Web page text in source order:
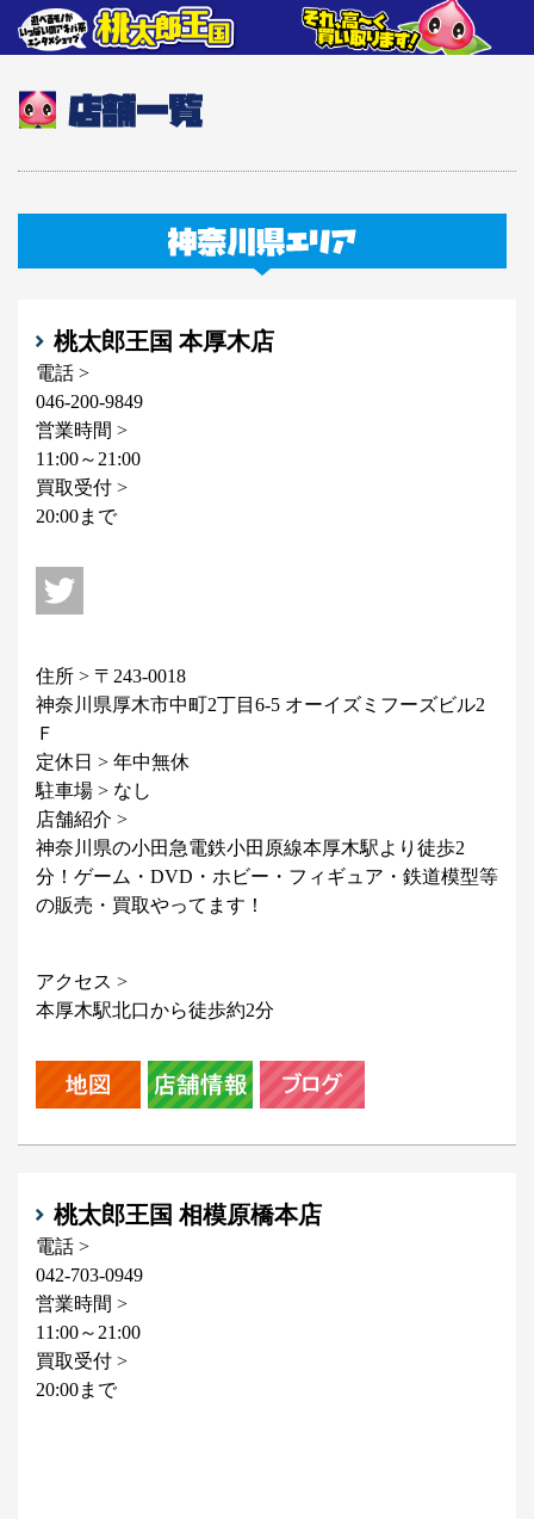
桃太郎王国 本厚木店
電話 >
046-200-9849
営業時間 >
11:00～21:00
買取受付 >
20:00まで
住所 > 〒243-0018
神奈川県厚木市中町2丁目6-5 オーイズミフーズビル2
Ｆ
定休日 > 年中無休
駐車場 > なし
店舗紹介 >
神奈川県の小田急電鉄小田原線本厚木駅より徒歩2
分！ゲーム・DVD・ホビー・フィギュア・鉄道模型等
の販売・買取やってます！
アクセス >
本厚木駅北口から徒歩約2分
桃太郎王国 相模原橋本店
電話 >
042-703-0949
営業時間 >
11:00～21:00
買取受付 >
20:00まで